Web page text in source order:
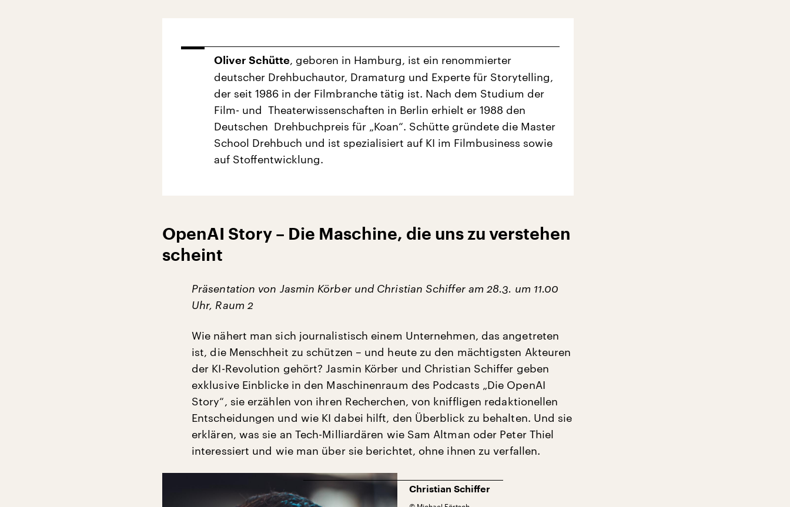
Oliver Schütte, geboren in Hamburg, ist ein renommierter
deutscher Drehbuchautor, Dramaturg und Experte für Storytelling,
der seit 1986 in der Filmbranche tätig ist. Nach dem Studium der
Film- und Theaterwissenschaften in Berlin erhielt er 1988 den
Deutschen Drehbuchpreis für „Koan“. Schütte gründete die Master
School Drehbuch und ist spezialisiert auf KI im Filmbusiness sowie
auf Stoffentwicklung.
OpenAI Story – Die Maschine, die uns zu verstehen
scheint
Präsentation von Jasmin Körber und Christian Schiffer am 28.3. um 11.00
Uhr, Raum 2
Wie nähert man sich journalistisch einem Unternehmen, das angetreten
ist, die Menschheit zu schützen – und heute zu den mächtigsten Akteuren
der KI-Revolution gehört? Jasmin Körber und Christian Schiffer geben
exklusive Einblicke in den Maschinenraum des Podcasts „Die OpenAI
Story“, sie erzählen von ihren Recherchen, von kniffligen redaktionellen
Entscheidungen und wie KI dabei hilft, den Überblick zu behalten. Und sie
erklären, was sie an Tech-Milliardären wie Sam Altman oder Peter Thiel
interessiert und wie man über sie berichtet, ohne ihnen zu verfallen.
Christian Schiffer